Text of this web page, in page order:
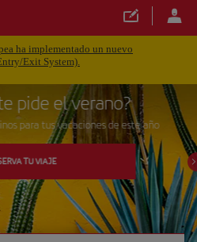
ha implementado un nuevo
Exit System).
pide el verano?
para tus vacaciones de este año
TU VIAJE